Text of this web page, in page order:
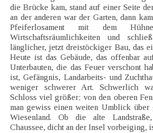
die Brücke kam, stand auf einer Seite
an der anderen war der Garten, dann
Pfeiferlosament mit dem
Wirtschaftsräumlichkeiten und
länglicher, jetzt dreistöckiger Bau, das
Heute ist das Gebäude, das offenbar
Unterbauten, die das Feuer verschont
ist, Gefängnis, Landarbeits- und
weniger schwerer Art. Schwerlich
Schloss viel größer; von den oberen
man gewiss einen weiten Umblick über
Wiesenland. Ob die alte
Chaussee, dicht an der Insel vorbeiging,